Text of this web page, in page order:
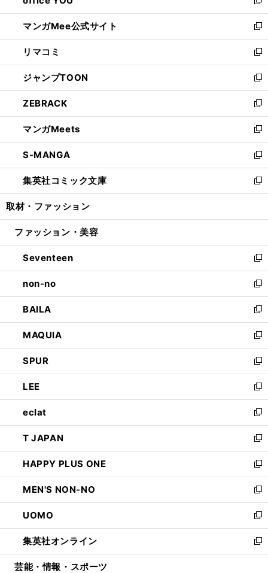
開
く
ン
ド
ウ
で
開
く
い
ウ
ィ
ン
ド
ウ
で
開
く
新
し
い
ウ
ィ
ン
ド
ウ
で
開
く
マンガMee公式サイト
新
し
い
ウ
ィ
ン
ド
ウ
で
開
く
リマコミ
新
し
い
ウ
ィ
ン
ド
ウ
で
開
く
ジャンプTOON
新
し
い
ウ
ィ
ン
ド
ウ
で
開
ZEBRACK
新
し
い
ウ
ィ
ン
ド
ウ
開
マンガMeets
新
し
い
ウ
ィ
ン
ウ
開
く
S-MANGA
新
し
い
ウ
ン
ウ
で
開
く
集英社コミック文庫
新
し
ウ
ン
ド
ウ
で
開
く
取材・ファッション
ファッション・美容
Seventeen
新
し
い
ウ
ィ
ン
ド
ウ
で
開
く
non-no
新
し
い
ウ
ィ
ン
ド
ウ
で
開
く
BAILA
新
し
い
ウ
ィ
ン
ド
ウ
で
開
く
MAQUIA
新
し
い
ウ
ィ
ン
ド
ウ
で
開
く
SPUR
新
し
い
ウ
ィ
ン
ド
ウ
で
開
く
LEE
新
し
い
ウ
ィ
ン
ド
ウ
で
開
く
eclat
新
し
い
ウ
ィ
ン
ド
ウ
で
開
く
T JAPAN
新
し
い
ウ
ィ
ン
ド
ウ
で
開
HAPPY PLUS ONE
新
し
い
ウ
ィ
ン
ド
ウ
MEN'S NON-NO
新
し
い
ウ
ィ
ン
UOMO
新
し
い
ウ
集英社オンライン
新
し
芸能・情報・スポーツ